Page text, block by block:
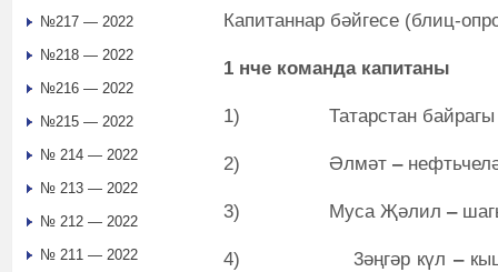
Капитаннар бәйгесе (блиц-
1 нче команда капитаны
1) Татарстан байрагы
2) Әлмәт ‒
3) Муса Җәлил ‒
4) 3әңгәр күл ‒
№217 — 2022
№218 — 2022
№216 — 2022
№215 — 2022
№ 214 — 2022
№ 213 — 2022
№ 212 — 2022
№ 211 — 2022